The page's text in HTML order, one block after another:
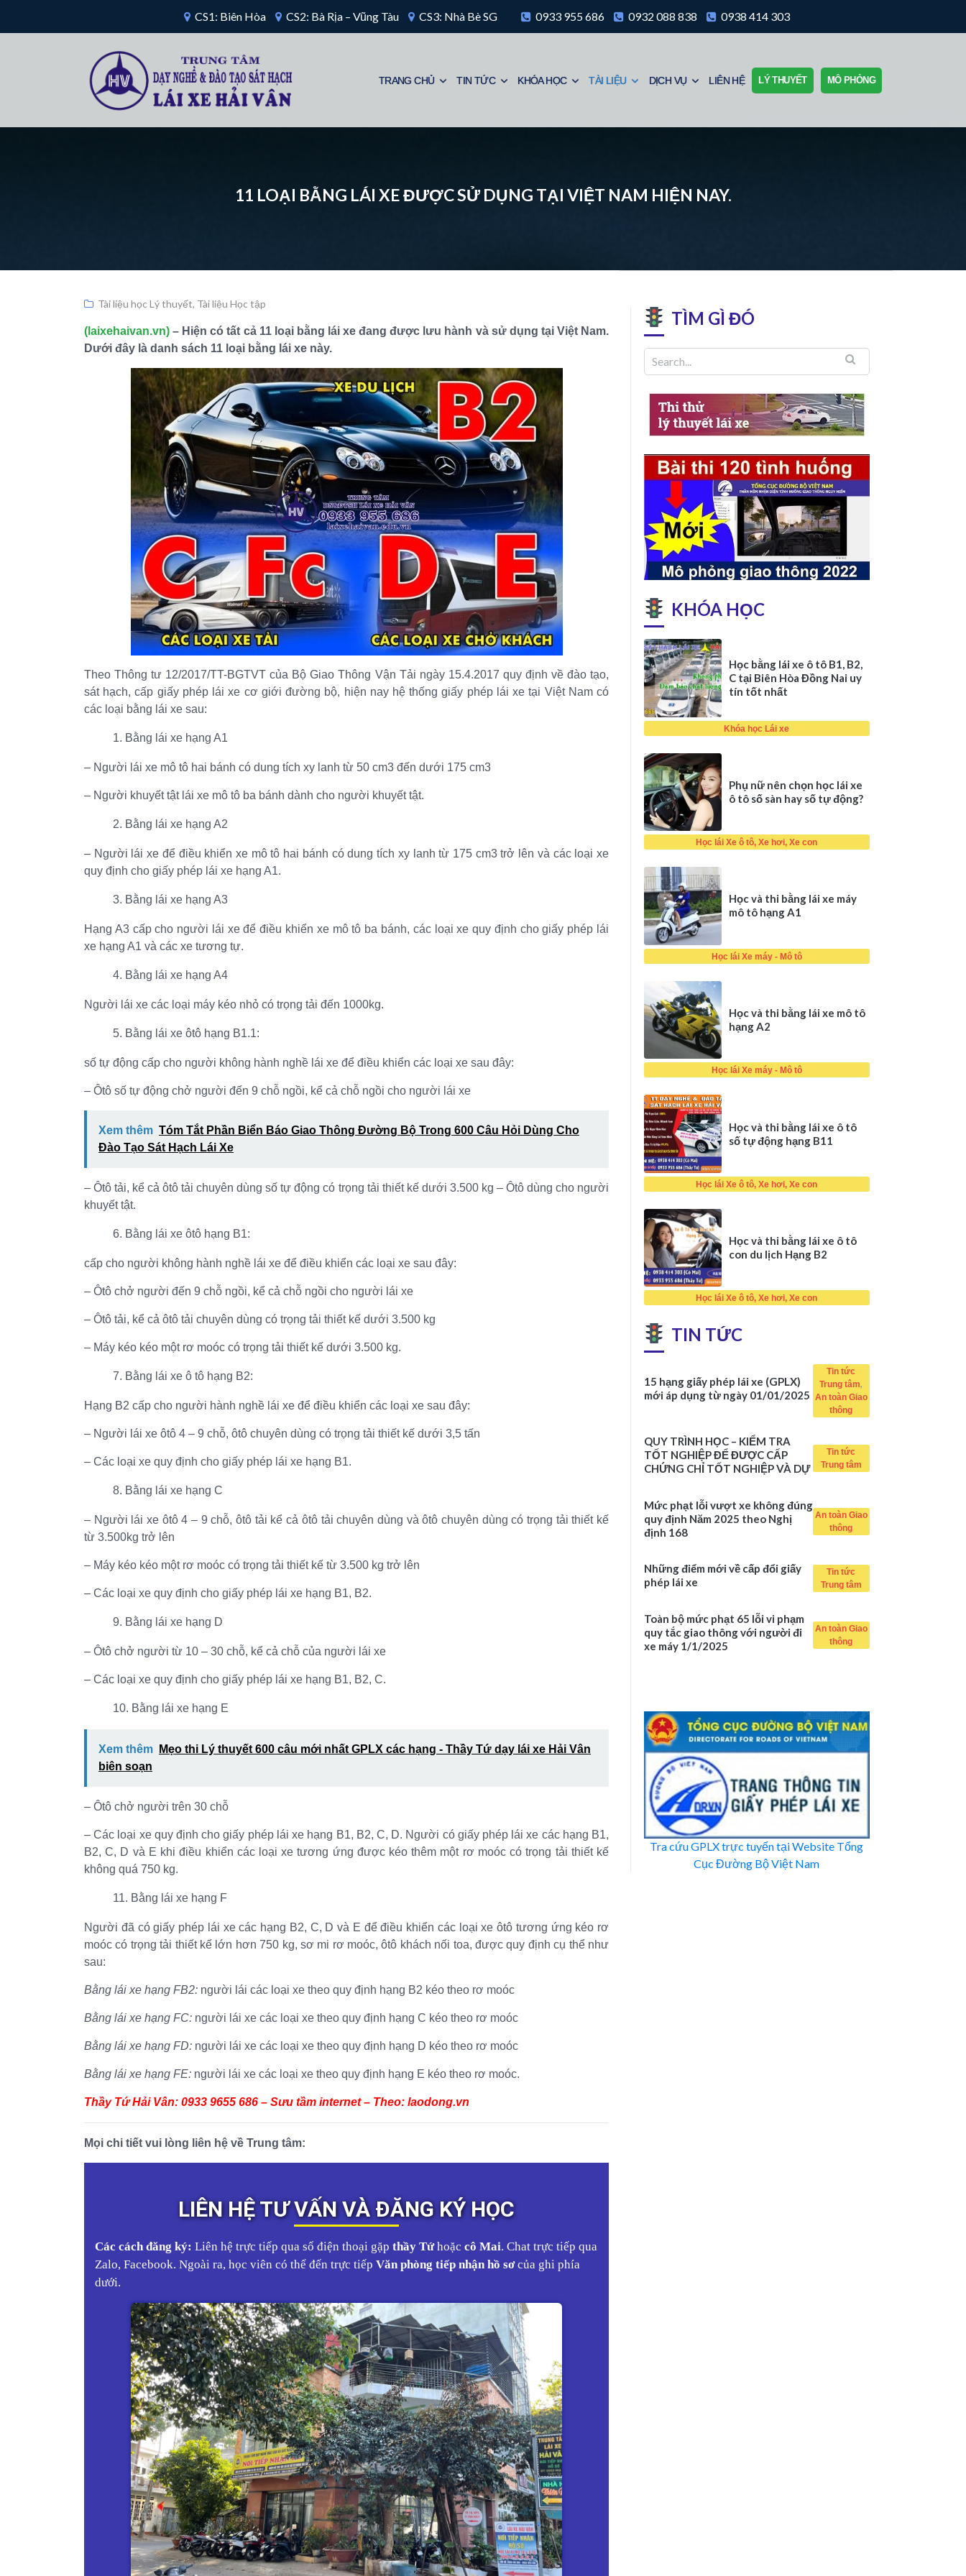
CS1: Biên Hòa CS2: Bà Rịa – Vũng Tàu CS3: Nhà Bè SG 0933 955 686 0932 088 838 0938 414 303
TRANG CHỦ TIN TỨC KHÓA HỌC TÀI LIỆU DỊCH VỤ LIÊN HỆ LÝ THUYẾT MÔ PHỎNG
11 LOẠI BẰNG LÁI XE ĐƯỢC SỬ DỤNG TẠI VIỆT NAM HIỆN NAY.
Tài liệu học Lý thuyết, Tài liệu Học tập
(laixehaivan.vn) – Hiện có tất cả 11 loại bằng lái xe đang được lưu hành và sử dụng tại Việt Nam.
Dưới đây là danh sách 11 loại bằng lái xe này.
Theo Thông tư 12/2017/TT-BGTVT của Bộ Giao Thông Vận Tải ngày 15.4.2017 quy định về đào tạo,
sát hạch, cấp giấy phép lái xe cơ giới đường bộ, hiện nay hệ thống giấy phép lái xe tại Việt Nam có
các loại bằng lái xe sau:
Bằng lái xe hạng A1
– Người lái xe mô tô hai bánh có dung tích xy lanh từ 50 cm3 đến dưới 175 cm3
– Người khuyết tật lái xe mô tô ba bánh dành cho người khuyết tật.
Bằng lái xe hạng A2
– Người lái xe để điều khiển xe mô tô hai bánh có dung tích xy lanh từ 175 cm3 trở lên và các loại xe
quy định cho giấy phép lái xe hạng A1.
Bằng lái xe hạng A3
Hạng A3 cấp cho người lái xe để điều khiển xe mô tô ba bánh, các loại xe quy định cho giấy phép lái
xe hạng A1 và các xe tương tự.
Bằng lái xe hạng A4
Người lái xe các loại máy kéo nhỏ có trọng tải đến 1000kg.
Bằng lái xe ôtô hạng B1.1:
số tự động cấp cho người không hành nghề lái xe để điều khiển các loại xe sau đây:
– Ôtô số tự động chở người đến 9 chỗ ngồi, kể cả chỗ ngồi cho người lái xe
Xem thêm Tóm Tắt Phần Biển Báo Giao Thông Đường Bộ Trong 600 Câu Hỏi Dùng Cho
Đào Tạo Sát Hạch Lái Xe
– Ôtô tải, kể cả ôtô tải chuyên dùng số tự động có trọng tải thiết kế dưới 3.500 kg – Ôtô dùng cho người
khuyết tật.
Bằng lái xe ôtô hạng B1:
cấp cho người không hành nghề lái xe để điều khiển các loại xe sau đây:
– Ôtô chở người đến 9 chỗ ngồi, kể cả chỗ ngồi cho người lái xe
– Ôtô tải, kể cả ôtô tải chuyên dùng có trọng tải thiết kế dưới 3.500 kg
– Máy kéo kéo một rơ moóc có trọng tải thiết kế dưới 3.500 kg.
Bằng lái xe ô tô hạng B2:
Hạng B2 cấp cho người hành nghề lái xe để điều khiển các loại xe sau đây:
– Người lái xe ôtô 4 – 9 chỗ, ôtô chuyên dùng có trọng tải thiết kế dưới 3,5 tấn
– Các loại xe quy định cho giấy phép lái xe hạng B1.
Bằng lái xe hạng C
– Người lái xe ôtô 4 – 9 chỗ, ôtô tải kể cả ôtô tải chuyên dùng và ôtô chuyên dùng có trọng tải thiết kế
từ 3.500kg trở lên
– Máy kéo kéo một rơ moóc có trọng tải thiết kế từ 3.500 kg trở lên
– Các loại xe quy định cho giấy phép lái xe hạng B1, B2.
Bằng lái xe hạng D
– Ôtô chở người từ 10 – 30 chỗ, kể cả chỗ của người lái xe
– Các loại xe quy định cho giấy phép lái xe hạng B1, B2, C.
Bằng lái xe hạng E
Xem thêm
Mẹo thi Lý thuyết 600 câu mới nhất GPLX các hạng - Thầy Tứ dạy lái xe Hải Vân
biên soạn
– Ôtô chở người trên 30 chỗ
– Các loại xe quy định cho giấy phép lái xe hạng B1, B2, C, D. Người có giấy phép lái xe các hạng B1,
B2, C, D và E khi điều khiển các loại xe tương ứng được kéo thêm một rơ moóc có trọng tải thiết kế
không quá 750 kg.
Bằng lái xe hạng F
Người đã có giấy phép lái xe các hạng B2, C, D và E để điều khiển các loại xe ôtô tương ứng kéo rơ
moóc có trọng tải thiết kế lớn hơn 750 kg, sơ mi rơ moóc, ôtô khách nối toa, được quy định cụ thể như
sau:
Bằng lái xe hạng FB2: người lái các loại xe theo quy định hạng B2 kéo theo rơ moóc
Bằng lái xe hạng FC: người lái xe các loại xe theo quy định hạng C kéo theo rơ moóc
Bằng lái xe hạng FD: người lái xe các loại xe theo quy định hạng D kéo theo rơ moóc
Bằng lái xe hạng FE: người lái xe các loại xe theo quy định hạng E kéo theo rơ moóc.
Thầy Tứ Hải Vân: 0933 9655 686 – Sưu tầm internet – Theo: laodong.vn
Mọi chi tiết vui lòng liên hệ về Trung tâm:
LIÊN HỆ TƯ VẤN VÀ ĐĂNG KÝ HỌC
Các cách đăng ký: Liên hệ trực tiếp qua số điện thoại gặp thầy Tứhoặc cô Mai. Chat trực tiếp qua
Zalo, Facebook. Ngoài ra, học viên có thể đến trực tiếp Văn phòng tiếp nhận hồ sơcủa ghi phía
dưới.
TÌM GÌ ĐÓ
KHÓA HỌC
Học bằng lái xe ô tô B1, B2,
C tại Biên Hòa Đồng Nai uy
tín tốt nhất
Khóa học Lái xe
Phụ nữ nên chọn học lái xe
ô tô số sàn hay số tự động?
Học lái Xe ô tô, Xe hơi, Xe con
Học và thi bằng lái xe máy
mô tô hạng A1
Học lái Xe máy - Mô tô
Học và thi bằng lái xe mô tô
hạng A2
Học lái Xe máy - Mô tô
Học và thi bằng lái xe ô tô
số tự động hạng B11
Học lái Xe ô tô, Xe hơi, Xe con
Học và thi bằng lái xe ô tô
con du lịch Hạng B2
Học lái Xe ô tô, Xe hơi, Xe con
TIN TỨC
15 hạng giấy phép lái xe (GPLX)
mới áp dụng từ ngày 01/01/2025
Tin tức
Trung tâm,
An toàn Giao
thông
QUY TRÌNH HỌC – KIỂM TRA
TỐT NGHIỆP ĐỂ ĐƯỢC CẤP
CHỨNG CHỈ TỐT NGHIỆP VÀ DỰ
Tin tức
Trung tâm
Mức phạt lỗi vượt xe không đúng
quy định Năm 2025 theo Nghị
định 168
An toàn Giao
thông
Những điểm mới về cấp đổi giấy
phép lái xe
Tin tức
Trung tâm
Toàn bộ mức phạt 65 lỗi vi phạm
quy tắc giao thông với người đi
xe máy 1/1/2025
An toàn Giao
thông
Tra cứu GPLX trực tuyến tại Website Tổng
Cục Đường Bộ Việt Nam